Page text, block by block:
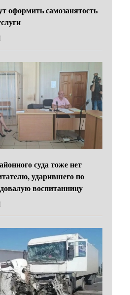
оформить самозанятость
суда тоже нет
ударившего по
воспитанницу